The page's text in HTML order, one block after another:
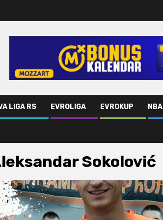
LIGA RS EVROLIGA EVROKUP NBA
Sokolović